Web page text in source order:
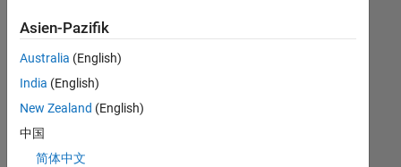
Account
Manager -
Commercial
(m/f/d)
DE-München
Asien-Pazifik
Australia (English)
India (English)
New Zealand (English)
中国
简体中文